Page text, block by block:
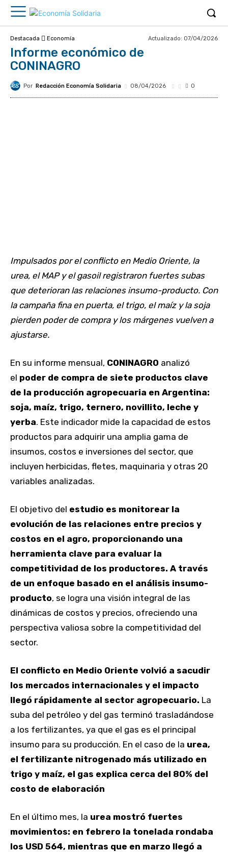
Destacada Economía Actualizado: 07/04/2026
Informe económico de
CONINAGRO
Por Redacción Economía Solidaria 08/04/2026 0
Impulsados por el conflicto en Medio Oriente, la
urea, el MAP y el gasoil registraron fuertes subas
que deterioran las relaciones insumo-producto. Con
la campaña fina en puerta, el trigo, el maíz y la soja
pierden poder de compra y los márgenes vuelven a
ajustarse.
En su informe mensual, CONINAGRO analizó
el poder de compra de siete productos clave
de la producción agropecuaria en Argentina:
soja, maíz, trigo, ternero, novillito, leche y
yerba. Este indicador mide la capacidad de estos
productos para adquirir una amplia gama de
insumos, costos e inversiones del sector, que
incluyen herbicidas, fletes, maquinaria y otras 20
variables analizadas.
El objetivo del estudio es monitorear la
evolución de las relaciones entre precios y
costos en el agro, proporcionando una
herramienta clave para evaluar la
competitividad de los productores. A través
de un enfoque basado en el análisis insumo-
producto, se logra una visión integral de las
dinámicas de costos y precios, ofreciendo una
perspectiva valiosa sobre la competitividad del
sector.
El conflicto en Medio Oriente volvió a sacudir
los mercados internacionales y el impacto
llegó rápidamente al sector agropecuario. La
suba del petróleo y del gas terminó trasladándose
a los fertilizantes, ya que el gas es el principal
insumo para su producción. En el caso de la urea,
el fertilizante nitrogenado más utilizado en
trigo y maíz, el gas explica cerca del 80% del
costo de elaboración
En el último mes, la urea mostró fuertes
movimientos: en febrero la tonelada rondaba
los USD 564, mientras que en marzo llegó a